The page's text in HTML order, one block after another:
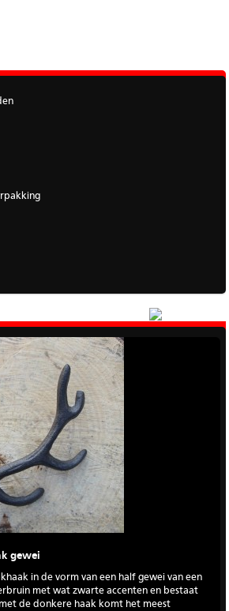
gewei
in de vorm van een half gewei van een
met wat zwarte accenten en bestaat
de donkere haak komt het meest